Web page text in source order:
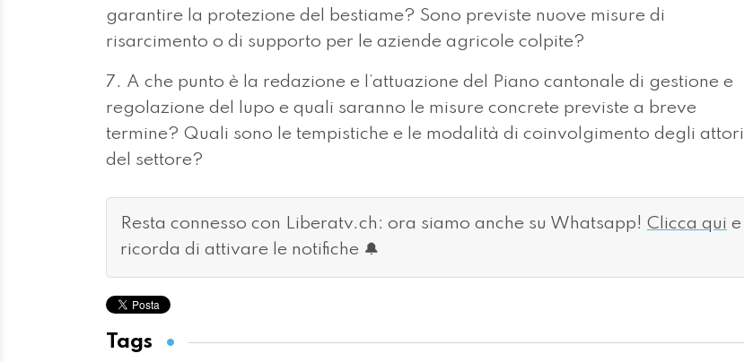
garantire la protezione del bestiame? Sono previste nuove misure di
risarcimento o di supporto per le aziende agricole colpite?
7. A che punto è la redazione e l’attuazione del Piano cantonale di gestione e
regolazione del lupo e quali saranno le misure concrete previste a breve
termine? Quali sono le tempistiche e le modalità di coinvolgimento degli attori
del settore?
Resta connesso con Liberatv.ch: ora siamo anche su Whatsapp! Clicca qui e
ricorda di attivare le notifiche 🔔
Tags